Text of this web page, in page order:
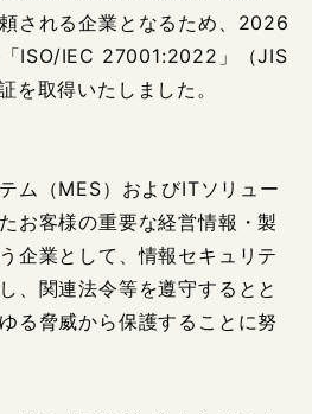
される企業となるため、2026
ISO/IEC 27001:2022」（JIS
取得いたしました。
ム（MES）およびITソリュー
お客様の重要な経営情報・製
企業として、情報セキュリテ
、関連法令等を遵守するとと
る脅威から保護することに努